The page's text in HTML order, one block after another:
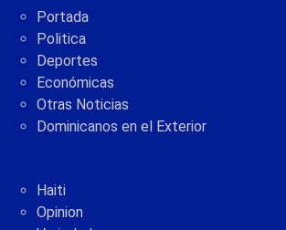
Portada
Politica
Deportes
Económicas
Otras Noticias
Dominicanos en el Exterior
Haiti
Opinion